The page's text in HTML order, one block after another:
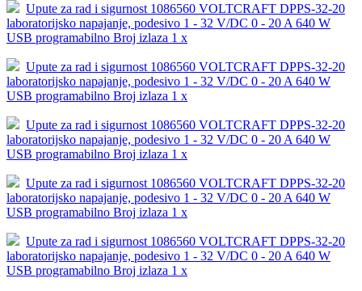
Upute za rad i sigurnost 1086560 VOLTCRAFT DPPS-32-20
laboratorijsko napajanje, podesivo 1 - 32 V/DC 0 - 20 A 640 W
USB programabilno Broj izlaza 1 x
Upute za rad i sigurnost 1086560 VOLTCRAFT DPPS-32-20
laboratorijsko napajanje, podesivo 1 - 32 V/DC 0 - 20 A 640 W
USB programabilno Broj izlaza 1 x
Upute za rad i sigurnost 1086560 VOLTCRAFT DPPS-32-20
laboratorijsko napajanje, podesivo 1 - 32 V/DC 0 - 20 A 640 W
USB programabilno Broj izlaza 1 x
Upute za rad i sigurnost 1086560 VOLTCRAFT DPPS-32-20
laboratorijsko napajanje, podesivo 1 - 32 V/DC 0 - 20 A 640 W
USB programabilno Broj izlaza 1 x
Upute za rad i sigurnost 1086560 VOLTCRAFT DPPS-32-20
laboratorijsko napajanje, podesivo 1 - 32 V/DC 0 - 20 A 640 W
USB programabilno Broj izlaza 1 x